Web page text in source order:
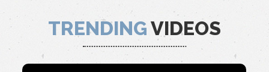
TRENDINGVIDEOS